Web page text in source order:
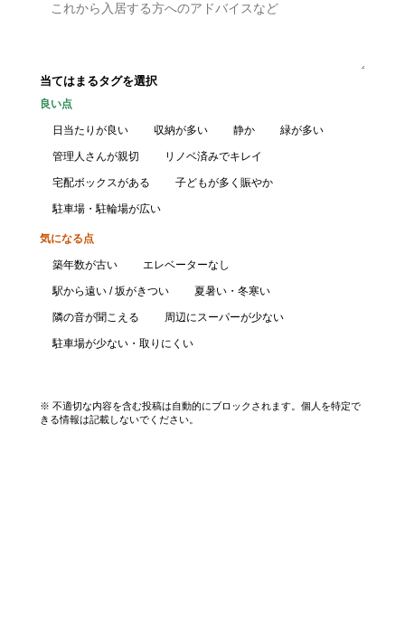
当てはまるタグを選択
良い点
日当たりが良い 収納が多い 静か 緑が多い
管理人さんが親切 リノベ済みでキレイ
宅配ボックスがある 子どもが多く賑やか
駐車場・駐輪場が広い
気になる点
築年数が古い エレベーターなし
駅から遠い / 坂がきつい 夏暑い・冬寒い
隣の音が聞こえる 周辺にスーパーが少ない
駐車場が少ない・取りにくい
※ 不適切な内容を含む投稿は自動的にブロックされます。個人を特定で
きる情報は記載しないでください。